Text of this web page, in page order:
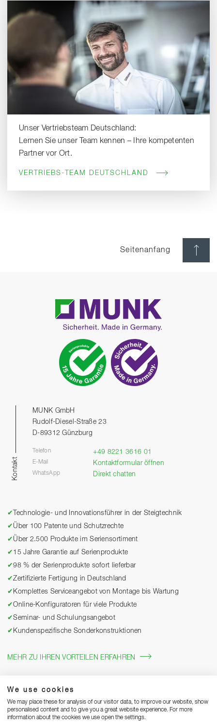
We use cookies
We may place these for analysis of our visitor data, to improve our website, show
personalised content and to give you a great website experience. For more
information about the cookies we use open the settings.
Unser Vertriebsteam Deutschland:
Lernen Sie unser Team kennen – Ihre kompetenten
Partner vor Ort.
VERTRIEBS-TEAM DEUTSCHLAND
Seitenanfang
Kontakt
MUNK GmbH
Rudolf-Diesel-Straße 23
D-89312 Günzburg
Telefon +49 8221 3616 01
E-Mail Kontaktformular öffnen
WhatsApp Direkt chatten
✔
Technologie- und Innovationsführer in der Steigtechnik
✔ Über 100 Patente und Schutzrechte
✔ Über 2.500 Produkte im Seriensortiment
✔ 15 Jahre Garantie auf Serienprodukte
✔98 % der Serienprodukte sofort lieferbar
✔Zertifizierte Fertigung in Deutschland
✔ Komplettes Serviceangebot von Montage bis Wartung
✔Online-Konfiguratoren für viele Produkte
✔Seminar- und Schulungsangebot
✔ Kundenspezifische Sonderkonstruktionen
MEHR ZU IHREN VORTEILEN ERFAHREN